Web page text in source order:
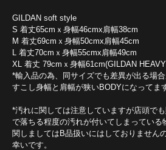
GILDAN soft style
S 着丈65cmｘ身幅46cmx肩幅38cm
M 着丈69cmｘ身幅50cmx肩幅45cm
L 着丈70cmｘ身幅55cmx肩幅49cm
XL 着丈 79cmｘ身幅61cm(GILDAN
*輸入品の為、同サイズでも差異が出る場合
すこし身幅と肩幅が狭いBODYになってま
*汚れに関しては注意していますが店頭で
で落ちる程度の汚れが付いてしまっている
関しましてはB品扱いにはしておりません
幸いです。